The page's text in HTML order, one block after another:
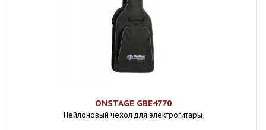
ONSTAGE GBE4770
Нейлоновый чехол для электрогитары